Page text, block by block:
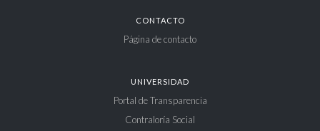
CONTACTO
Página de contacto
UNIVERSIDAD
Portal de Transparencia
Contraloría Social